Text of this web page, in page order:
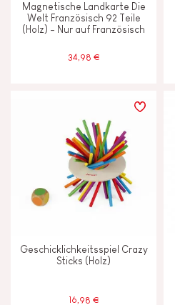
Entdecken und
Aufnahmefähigkeit
Lesen, schreiben und
Motorik und Tastsinn
Magnetische Landkarte Die
Welt Französisch 92 Teile
(Holz) - Nur auf Französisch
34,98 €
Geschicklichkeitsspiel Crazy
Sticks (Holz)
16,98 €